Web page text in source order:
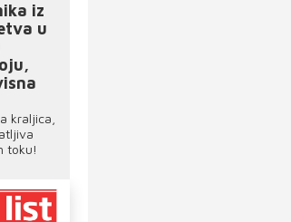
iz
u
kraljica,
toku!